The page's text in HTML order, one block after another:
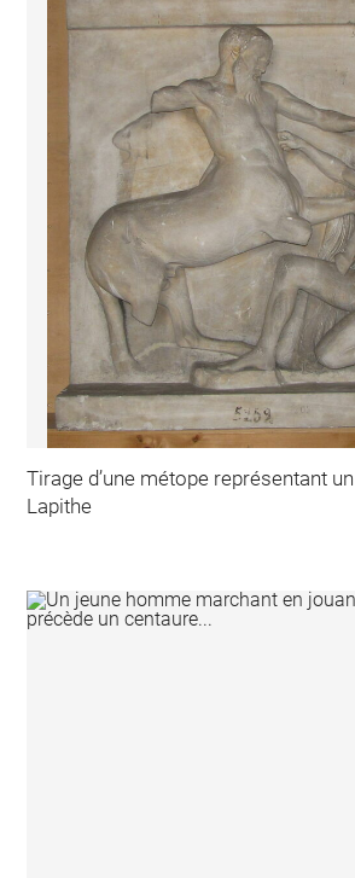
Tirage d’une métope représentant
Lapithe